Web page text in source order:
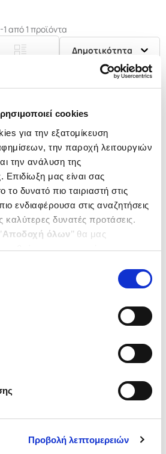
cookies
για την εξατομίκευση
την παροχή λειτουργιών
την ανάλυση της
Επιδίωξη μας είναι σας
δυνατό πιο ταιριαστή στις
ενδιαφέρουσα στις αναζητήσεις
καλύτερες δυνατές προτάσεις.
Αποδοχή όλων’’ θα μας
στα παραπάνω.
από τα παρακάτω με την
΄΄και να ενημερωθείτε σχετικά με
Προβολή λεπτομερειών
1 από 1 προϊόντα
Δημοτικότητα
1-1 από 1 προϊόντα